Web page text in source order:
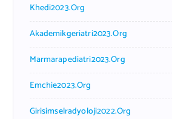
Khedi2023.org
Akademikgeriatri2023.org
Marmarapediatri2023.org
Emchie2023.org
Girisimselradyoloji2022.org